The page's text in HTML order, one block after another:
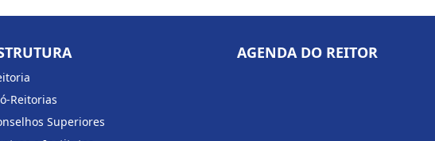
Reitorias
Superiores
AGENDA DO REITOR